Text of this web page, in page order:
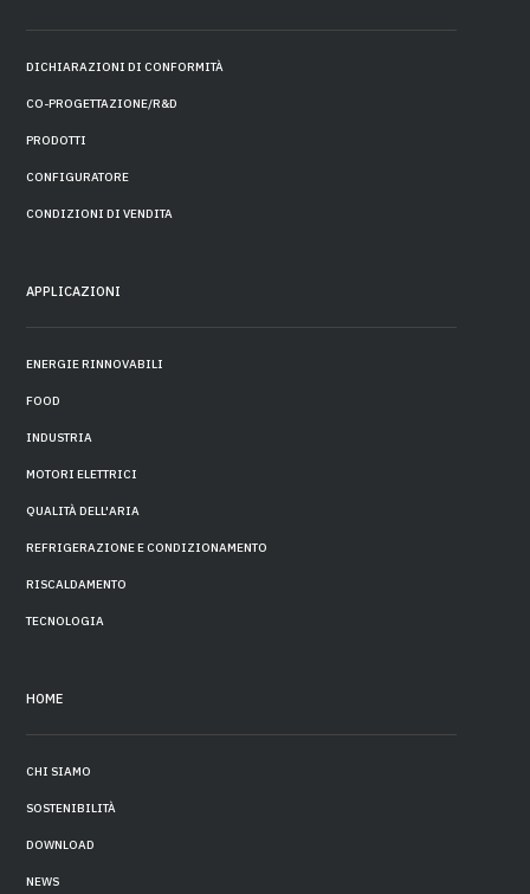
DICHIARAZIONI DI CONFORMITÀ
CO-PROGETTAZIONE/R&D
PRODOTTI
CONFIGURATORE
CONDIZIONI DI VENDITA
APPLICAZIONI
ENERGIE RINNOVABILI
FOOD
INDUSTRIA
MOTORI ELETTRICI
QUALITÀ DELL'ARIA
REFRIGERAZIONE E CONDIZIONAMENTO
RISCALDAMENTO
TECNOLOGIA
HOME
CHI SIAMO
SOSTENIBILITÀ
DOWNLOAD
NEWS